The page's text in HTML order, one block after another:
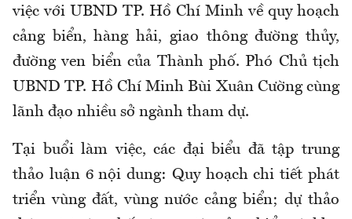
việc với UBND TP. Hồ Chí Minh về quy hoạch
cảng biển, hàng hải, giao thông đường thủy,
đường ven biển của Thành phố. Phó Chủ tịch
UBND TP. Hồ Chí Minh Bùi Xuân Cường cùng
lãnh đạo nhiều sở ngành tham dự.
Tại buổi làm việc, các đại biểu đã tập trung
thảo luận 6 nội dung: Quy hoạch chi tiết phát
triển vùng đất, vùng nước cảng biển; dự thảo